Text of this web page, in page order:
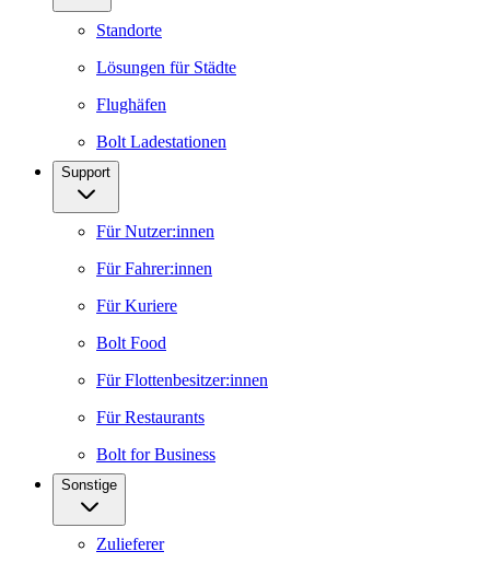
Standorte
Lösungen für Städte
Flughäfen
Bolt Ladestationen
Support
Für Nutzer:innen
Für Fahrer:innen
Für Kuriere
Bolt Food
Für Flottenbesitzer:innen
Für Restaurants
Bolt for Business
Sonstige
Zulieferer